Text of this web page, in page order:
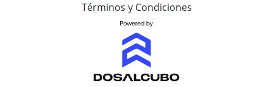
Términos y Condiciones